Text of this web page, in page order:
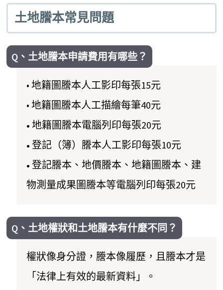
土地謄本常見問題
Q、土地謄本申請費用有哪些？
• 地籍圖謄本人工影印每張15元
• 地籍圖謄本人工描繪每筆40元
•地籍圖謄本電腦列印每張20元
•登記（簿）謄本人工影印每張10元
•登記謄本、地價謄本、地籍圖謄本、建
物測量成果圖謄本等電腦列印每張20元
Q、土地權狀和土地謄本有什麼不同？
權狀像身分證，謄本像履歷，且謄本才是
「法律上有效的最新資料」。